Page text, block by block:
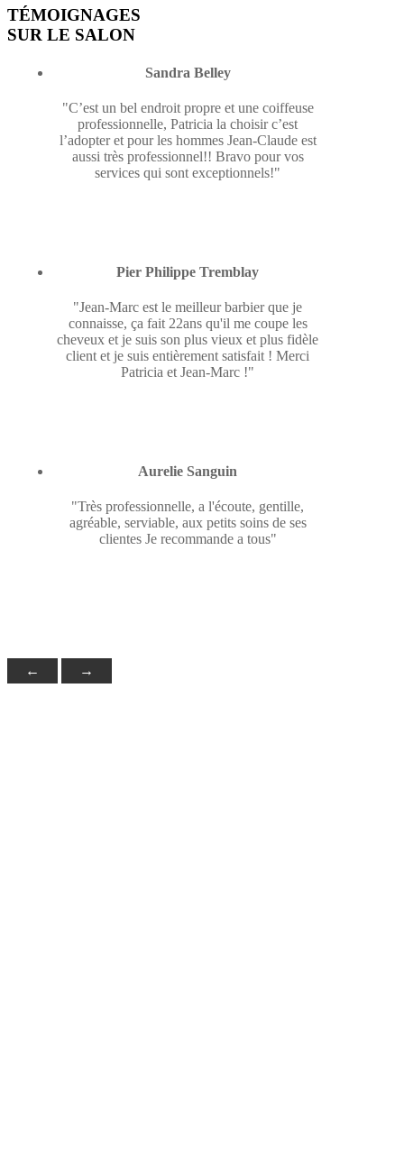
TÉMOIGNAGES
SUR LE SALON
Sandra Belley
"C’est un bel endroit propre et une coiffeuse
professionnelle, Patricia la choisir c’est
l’adopter et pour les hommes Jean-Claude est
aussi très professionnel!! Bravo pour vos
services qui sont exceptionnels!"
Pier Philippe Tremblay
"Jean-Marc est le meilleur barbier que je
connaisse, ça fait 22ans qu'il me coupe les
cheveux et je suis son plus vieux et plus fidèle
client et je suis entièrement satisfait ! Merci
Patricia et Jean-Marc !"
Aurelie Sanguin
"Très professionnelle, a l'écoute, gentille,
agréable, serviable, aux petits soins de ses
clientes Je recommande a tous"
← →